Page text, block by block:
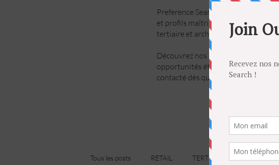
Preference Search accompagne
et profils maîtrise d’œuvre dans
tertiaire et architecture intérieure.
Découvrez nos offres d’emploi en
opportunités étant confidentielles,
contacté dès qu’un poste
Tous les posts RETAIL TERTIAIRE